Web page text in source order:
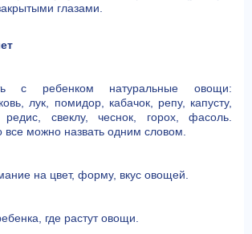
глазами.
с ребенком натуральные овощи:
лук, помидор, кабачок, репу, капусту,
свеклу, чеснок, горох, фасоль.
все можно назвать одним словом.
на цвет, форму, вкус овощей.
где растут овощи.